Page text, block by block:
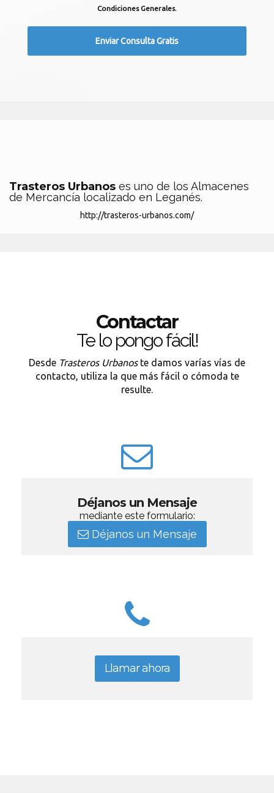
Condiciones Generales.
Trasteros Urbanos es uno de los Almacenes
de Mercancía localizado en Leganés.
http://trasteros-urbanos.com/
Contactar
Te lo pongo fácil!
Desde Trasteros Urbanoste damos varías vías de
contacto, utiliza la que más fácil o cómoda te
resulte.
Déjanos un Mensaje
mediante este formulario:
Déjanos un Mensaje
Llamar ahora